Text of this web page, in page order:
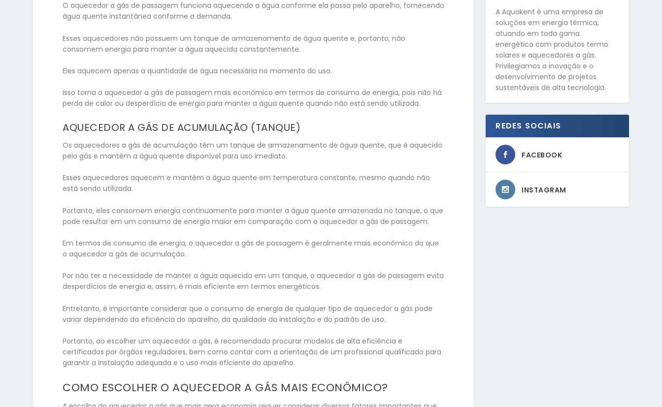
O aquecedor a gás de passagem funciona aquecendo a água conforme ela passa pelo aparelho, fornecendo
água quente instantânea conforme a demanda.
Esses aquecedores não possuem um tanque de armazenamento de água quente e, portanto, não
consomem energia para manter a água aquecida constantemente.
Eles aquecem apenas a quantidade de água necessária no momento do uso.
Isso torna o aquecedor a gás de passagem mais econômico em termos de consumo de energia, pois não há
perda de calor ou desperdício de energia para manter a água quente quando não está sendo utilizada.
AQUECEDOR A GÁS DE ACUMULAÇÃO (TANQUE)
Os aquecedores a gás de acumulação têm um tanque de armazenamento de água quente, que é aquecido
pelo gás e mantém a água quente disponível para uso imediato.
Esses aquecedores aquecem e mantêm a água quente em temperatura constante, mesmo quando não
está sendo utilizada.
Portanto, eles consomem energia continuamente para manter a água quente armazenada no tanque, o que
pode resultar em um consumo de energia maior em comparação com o aquecedor a gás de passagem.
Em termos de consumo de energia, o aquecedor a gás de passagem é geralmente mais econômico do que
o aquecedor a gás de acumulação.
Por não ter a necessidade de manter a água aquecida em um tanque, o aquecedor a gás de passagem evita
desperdícios de energia e, assim, é mais eficiente em termos energéticos.
Entretanto, é importante considerar que o consumo de energia de qualquer tipo de aquecedor a gás pode
variar dependendo da eficiência do aparelho, da qualidade da instalação e do padrão de uso.
Portanto, ao escolher um aquecedor a gás, é recomendado procurar modelos de alta eficiência e
certificados por órgãos reguladores, bem como contar com a orientação de um profissional qualificado para
garantir a instalação adequada e o uso mais eficiente do aparelho.
COMO ESCOLHER O AQUECEDOR A GÁS MAIS ECONÔMICO?
A Aquakent é uma empresa de
soluções em energia térmica,
atuando em toda gama
energética com produtos termo
solares e aquecedores a gás.
Privilegiamos a inovação e o
desenvolvimento de projetos
sustentáveis de alta tecnologia.
REDES SOCIAIS
FACEBOOK
INSTAGRAM